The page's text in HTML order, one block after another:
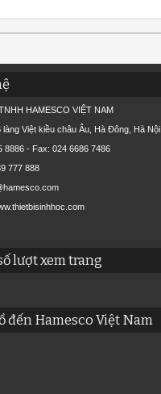
HAMESCO VIỆT NAM
làng Việt kiều châu Âu, Hà Đông, Hà Nội
8886 - Fax: 024 6686 7486
777 888
lượt xem trang
đến Hamesco Việt Nam